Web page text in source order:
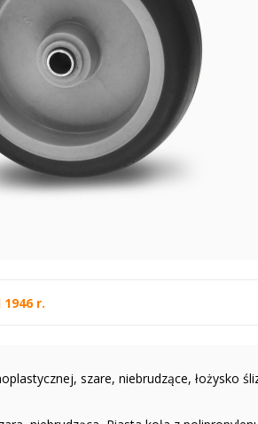
r.
szare, niebrudzące, łożysko